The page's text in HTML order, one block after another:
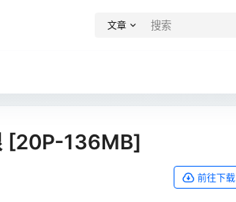
文章
[20P-136MB]
前往下载